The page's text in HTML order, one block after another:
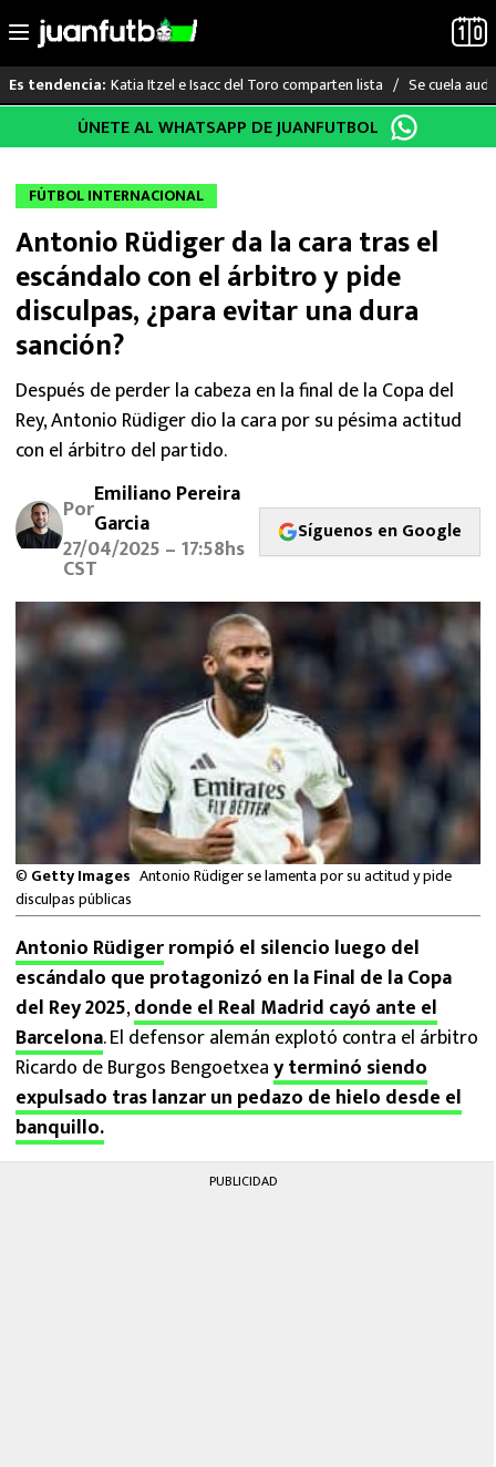
al
Es tendencia: Katia Itzel e Isacc del Toro comparten lista Se cuela
LO ÚLTIMO
LIGA MX
RAYADOS
PUMAS
ATLANTE
SELECCIÓN MEXICANA
FUTBOL INTERNACIONAL
MEXICANOS EN EL EXTRANJERO
FUTBOL ESTUFA
FÓRMULA 1
BOXEO
LIGA MX
NFL
ÚNETE AL WHATSAPP DE JUANFUTBOL
FÚTBOL INTERNACIONAL
Antonio Rüdiger da la cara tras el
escándalo con el árbitro y pide
disculpas, ¿para evitar una dura
sanción?
Después de perder la cabeza en la final de la Copa del
Rey, Antonio Rüdiger dio la cara por su pésima actitud
con el árbitro del partido.
PorEmiliano Pereira
Garcia
27/04/2025 – 17:58hs
CST
Síguenos en Google
© Getty Images Antonio Rüdiger se lamenta por su actitud y pide
disculpas públicas
Antonio Rüdigerrompió el silencio luego del
escándalo que protagonizó en la Final de la Copa
del Rey 2025,donde el Real Madrid cayó ante el
Barcelona. El defensor alemán explotó contra el árbitro
Ricardo de Burgos Bengoetxeay terminó siendo
expulsado tras lanzar un pedazo de hielo desde el
banquillo.
PUBLICIDAD